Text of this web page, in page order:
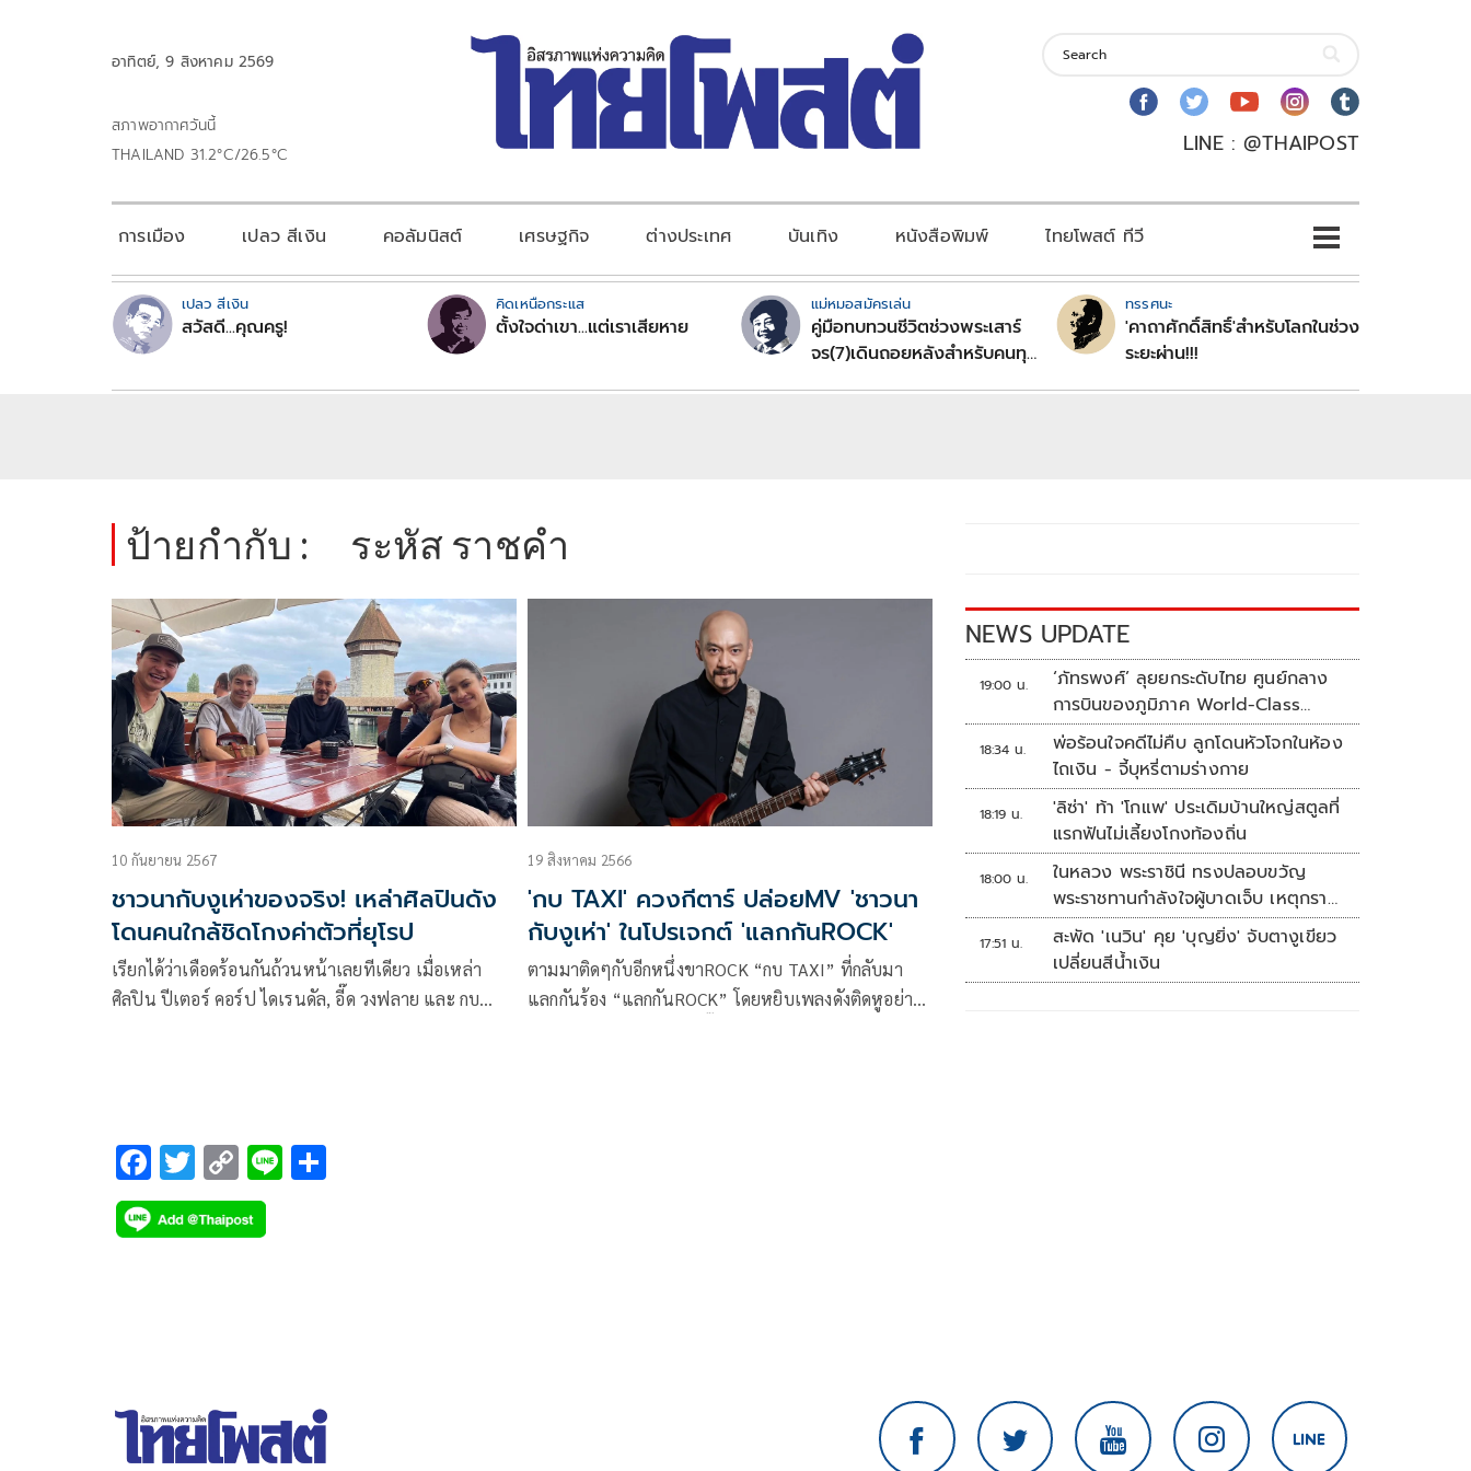
อาทิตย์, 9 สิงหาคม 2569
สภาพอากาศวันนี้
THAILAND 31.2°C/26.5°C
LINE : @THAIPOST
การเมือง เปลว สีเงิน คอลัมนิสต์ เศรษฐกิจ ต่างประเทศ บันเทิง หนังสือพิมพ์ ไทยโพสต์ ทีวี
เปลว สีเงิน
สวัสดี...คุณครู!
คิดเหนือกระแส
ตั้งใจด่าเขา...แต่เราเสียหาย
แม่หมอสมัครเล่น
คู่มือทบทวนชีวิตช่วงพระเสาร์
จร(7)เดินถอยหลังสำหรับคนทุก
ทรรศนะ
'คาถาศักดิ์สิทธิ์'สำหรับโลกในช่วง
ระยะผ่าน!!!
ป้ายกำกับ : ระหัส ราชคำ
10 กันยายน 2567
ชาวนากับงูเห่าของจริง! เหล่าศิลปินดัง
โดนคนใกล้ชิดโกงค่าตัวที่ยุโรป
เรียกได้ว่าเดือดร้อนกันถ้วนหน้าเลยทีเดียว เมื่อเหล่า
ศิลปิน ปีเตอร์ คอร์ป ไดเรนดัล, อี๊ด วงฟลาย และ กบ
19 สิงหาคม 2566
'กบ TAXI' ควงกีตาร์ ปล่อยMV 'ชาวนา
กับงูเห่า' ในโปรเจกต์ 'แลกกันROCK'
ตามมาติดๆกับอีกหนึ่งขาROCK “กบ TAXI” ที่กลับมา
แลกกันร้อง “แลกกันROCK” โดยหยิบเพลงดังติดหูอย่าง
F
ac
e
T
wi
tt
C
o
p
Li
NEWS UPDATE
19:00 น.
‘ภัทรพงศ์’ ลุยยกระดับไทย ศูนย์กลาง
การบินของภูมิภาค World-Class
Aviation Hub | ห้องข่าวไทยโพสต์สุด
สัปดาห์
18:34 น.
พ่อร้อนใจคดีไม่คืบ ลูกโดนหัวโจกในห้อง
ไถเงิน - จี้บุหรี่ตามร่างกาย
18:19 น.
'ลิซ่า' ท้า 'โกแพ' ประเดิมบ้านใหญ่สตูลที่
แรกฟันไม่เลี้ยงโกงท้องถิ่น
18:00 น.
ในหลวง พระราชินี ทรงปลอบขวัญ
พระราชทานกำลังใจผู้บาดเจ็บ เหตุกราด
ยิง รร.เทพศิรินทร์นนทบุรี
17:51 น.
สะพัด 'เนวิน' คุย 'บุญยิ่ง' จับตางูเขียว
เปลี่ยนสีน้ำเงิน